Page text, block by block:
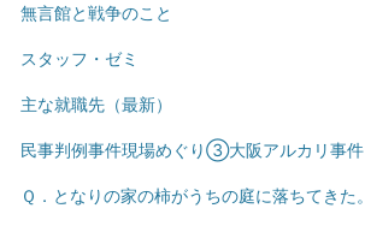
無言館と戦争のこと
スタッフ・ゼミ
主な就職先（最新）
民事判例事件現場めぐり③大阪アルカリ事件
Ｑ．となりの家の柿がうちの庭に落ちてきた。